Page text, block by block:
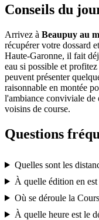
Conseils du
Arrivez à Beaupuy au
récupérer votre dossard
Haute-Garonne, il fait
eau si possible et
peuvent présenter
raisonnable en montée
l'ambiance conviviale de
voisins de course.
Questions
Quelles sont les
À quelle édition en
Où se déroule la
À quelle heure est le